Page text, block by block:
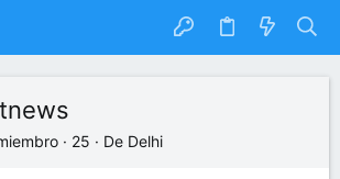
· 25 · De Delhi